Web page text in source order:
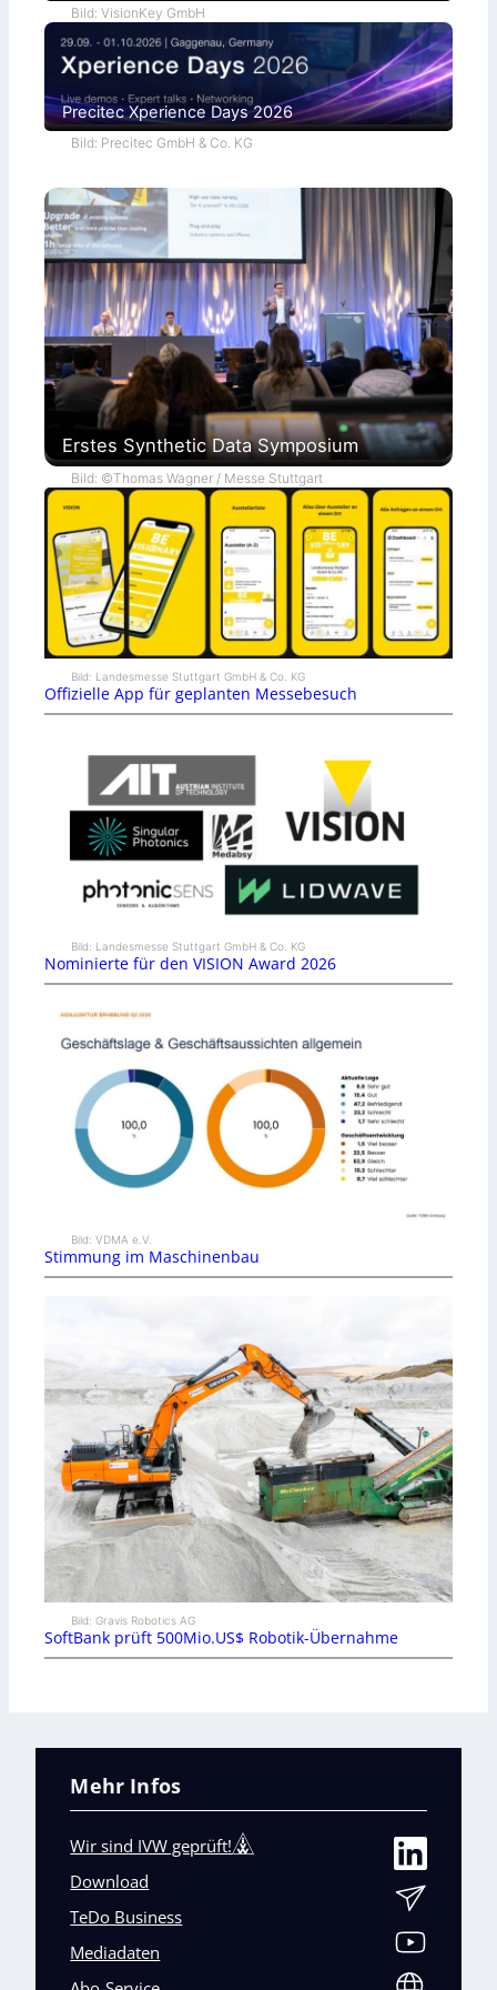
Bild: VisionKey GmbH
Precitec Xperience Days 2026
Bild: Precitec GmbH & Co. KG
Erstes Synthetic Data Symposium
Bild: ©Thomas Wagner / Messe Stuttgart
Bild: Landesmesse Stuttgart GmbH & Co. KG
Offizielle App für geplanten Messebesuch
Bild: Landesmesse Stuttgart GmbH & Co. KG
Nominierte für den VISION Award 2026
Bild: VDMA e.V.
Stimmung im Maschinenbau
Bild: Gravis Robotics AG
SoftBank prüft 500Mio.US$ Robotik-Übernahme
Mehr Infos
Wir sind IVW geprüft!
Download
TeDo Business
Mediadaten